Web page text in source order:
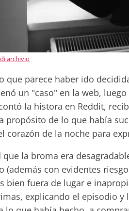
archivio
que parece haber ido
un "caso" en la web, luego
la histora en Reddit,
propósito de lo que había
corazón de la noche para
que la broma era
(además con evidentes
bien fuera de lugar e
explicando el episodio